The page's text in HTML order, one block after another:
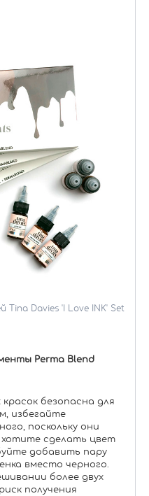
Tina Davies 'I Love INK' Set
Perma Blend
безопасна для
избегайте
поскольку они
сделать цвет
добавить пару
вместо черного.
более двух
получения